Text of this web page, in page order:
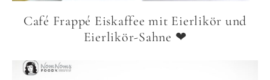
Café Frappé Eiskaffee mit Eierlikör und
Eierlikör-Sahne ❤